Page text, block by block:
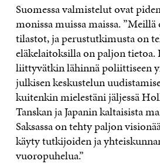
Suomessa valmistelut ovat
monissa muissa maissa.
tilastot, ja perustutkimusta on
eläkelaitoksilla on paljon tietoa.
liittyvätkin lähinnä poliittiseen
julkisen keskustelun
kuitenkin mielestäni jäljessä
Tanskan ja Japanin kaltaisista
Saksassa on tehty paljon
käyty tutkijoiden ja
vuoropuhelua.”